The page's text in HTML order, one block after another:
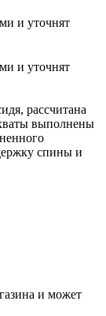
и уточнят
и уточнят
рассчитана
выполнены
спины и
и может